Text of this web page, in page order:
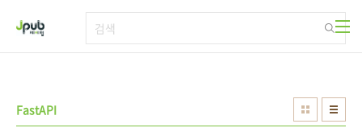
FastAPI